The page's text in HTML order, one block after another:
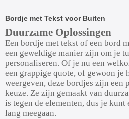
Bordje met Tekst voor Buiten
Duurzame Oplossingen
Een bordje met tekst of een bord
een geweldige manier zijn om je
personaliseren. Of je nu een
een grappige quote, of gewoon je
weergeven, deze bordjes zijn
keuze. Ze zijn gemaakt van
is tegen de elementen, dus je
lang meegaan.